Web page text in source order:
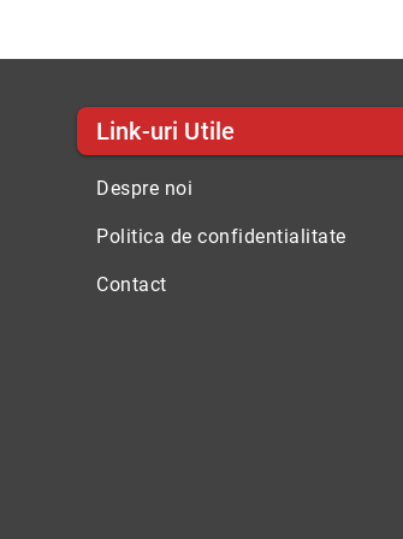
Link-uri Utile
Despre noi
Politica de confidentialitate
Contact